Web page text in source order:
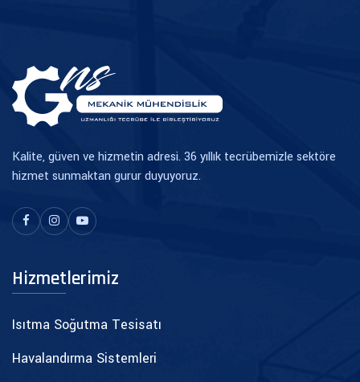
Kalite, güven ve hizmetin adresi. 36 yıllık tecrübemizle sektöre
hizmet sunmaktan gurur duyuyoruz.
Hizmetlerimiz
Isıtma Soğutma Tesisatı
Havalandırma Sistemleri